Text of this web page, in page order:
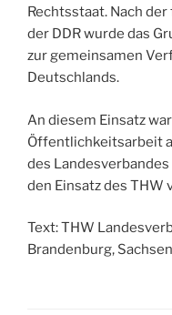
Rechtsstaat. Nach
der DDR wurde das
zur gemeinsamen
Deutschlands.
An diesem Einsatz
Öffentlichkeitsarbeit
des
den Einsatz des THW
Text: THW
Brandenburg,